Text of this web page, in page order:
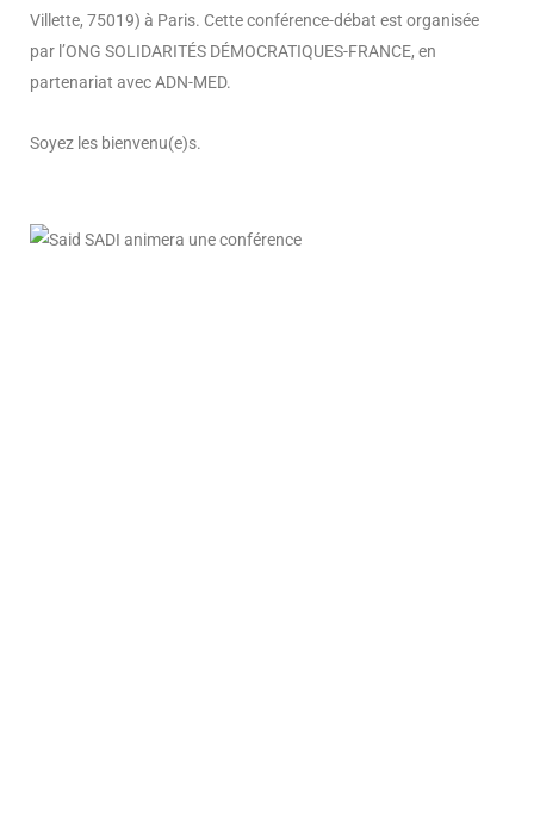
Villette, 75019) à Paris. Cette conférence-débat est organisée
par l’ONG SOLIDARITÉS DÉMOCRATIQUES-FRANCE, en
partenariat avec ADN-MED.
Soyez les bienvenu(e)s.